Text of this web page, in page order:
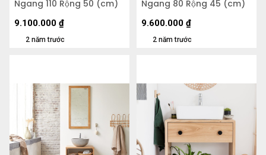
Ngang 110 Rộng 50 (cm)
2 năm trước
9.100.000 ₫
Ngang 80 Rộng 45 (cm)
2 năm trước
9.600.000 ₫